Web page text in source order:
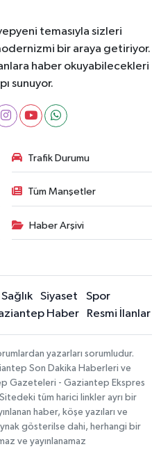
temasıyla sizleri
bir araya getiriyor.
haber okuyabilecekleri
sunuyor.
Trafik Durumu
Tüm Manşetler
Haber Arşivi
Sağlık Siyaset
Spor
Haber Resmi İlanlar
yazarları sorumludur.
Son Dakika Haberleri ve
Gazeteleri - Gaziantep Ekspres
tüm harici linkler ayrı bir
haber, köşe yazıları ve
gösterilse dahi, herhangi bir
ve yayınlanamaz